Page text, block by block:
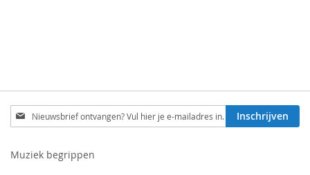
Schrijf
je
voor
Inschrijven
Muziek begrippen